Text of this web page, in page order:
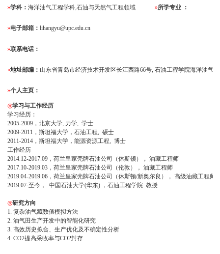
»学科： 海洋油气工程学科,石油与天然气工程领域 »所学专业 ：
»电子邮箱： lihangyu@upc.edu.cn
»联系电话：
»地址邮编： 山东省青岛市经济技术开发区长江西路66号, 石油工程学院海洋油气工
»个人主页：
◎学习与工作经历
学习经历：
2005-2009，北京大学, 力学, 学士
2009-2011，斯坦福大学，石油工程, 硕士
2011-2014，斯坦福大学，能源资源工程, 博士
工作经历
2014.12-2017.09，荷兰皇家壳牌石油公司（休斯顿）， 油藏工程师
2017.10-2019.03，荷兰皇家壳牌石油公司（伦敦）， 油藏工程师
2019.04-2019.06，荷兰皇家壳牌石油公司（休斯顿/新奥尔良）， 高级油藏工程师
2019.07-至今， 中国石油大学(华东) ，石油工程学院 教授
◎研究方向
1. 复杂油气藏数值模拟方法
2. 油气田生产开发中的智能化研究
3. 高效历史拟合、生产优化及不确定性分析
4. CO2提高采收率与CO2封存